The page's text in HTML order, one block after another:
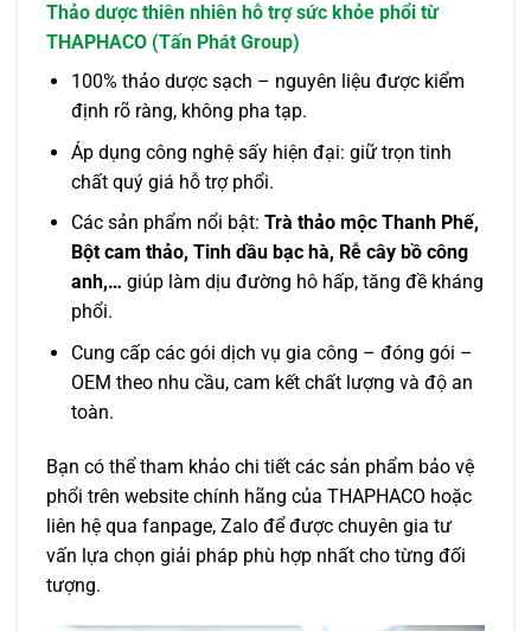
Thảo dược thiên nhiên hỗ trợ sức khỏe phổi từ
THAPHACO (Tấn Phát Group)
100% thảo dược sạch – nguyên liệu được kiểm
định rõ ràng, không pha tạp.
Áp dụng công nghệ sấy hiện đại: giữ trọn tinh
chất quý giá hỗ trợ phổi.
Các sản phẩm nổi bật: Trà thảo mộc Thanh Phế,
Bột cam thảo, Tinh dầu bạc hà, Rễ cây bồ công
anh,… giúp làm dịu đường hô hấp, tăng đề kháng
phổi.
Cung cấp các gói dịch vụ gia công – đóng gói –
OEM theo nhu cầu, cam kết chất lượng và độ an
toàn.
Bạn có thể tham khảo chi tiết các sản phẩm bảo vệ
phổi trên website chính hãng của THAPHACO hoặc
liên hệ qua fanpage, Zalo để được chuyên gia tư
vấn lựa chọn giải pháp phù hợp nhất cho từng đối
tượng.